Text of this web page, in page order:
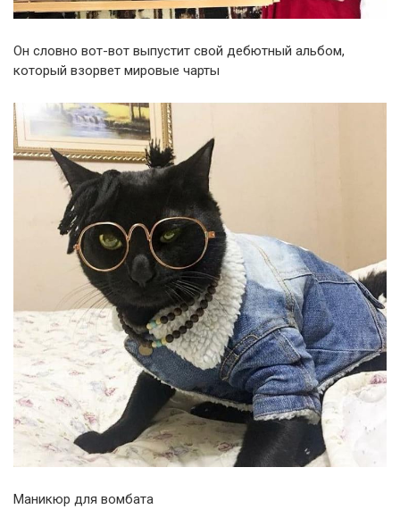
Он словно вот-вот выпустит свой дебютный альбом,
который взорвет мировые чарты
Маникюр для вомбата